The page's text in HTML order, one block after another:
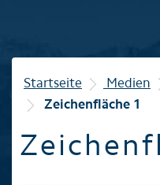
Winter
Familie
Startseite Medien
Zeichenfläche 1